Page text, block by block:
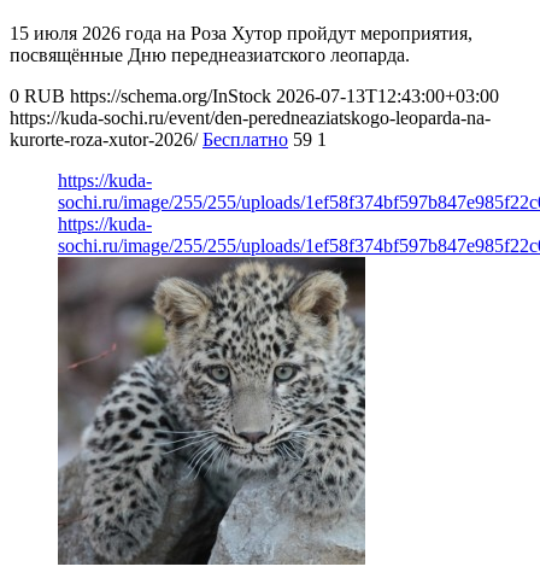
15 июля 2026 года на Роза Хутор пройдут мероприятия,
посвящённые Дню переднеазиатского леопарда.
0 RUB https://schema.org/InStock 2026-07-13T12:43:00+03:00
https://kuda-sochi.ru/event/den-peredneaziatskogo-leoparda-na-
kurorte-roza-xutor-2026/ Бесплатно 59 1
https://kuda-
sochi.ru/image/255/255/uploads/
https://kuda-
sochi.ru/image/255/255/uploads/